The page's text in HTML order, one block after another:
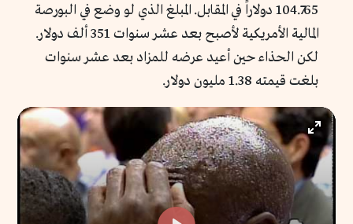
104.765 دولاراً في المقابل. المبلغ الذي لو وضع في البورصة
المالية الأمريكية لأصبح بعد عشر سنوات 351 ألف دولار.
لكن الحذاء حين أعيد عرضه للمزاد بعد عشر سنوات
بلغت قيمته 1.38 مليون دولار.
Enter